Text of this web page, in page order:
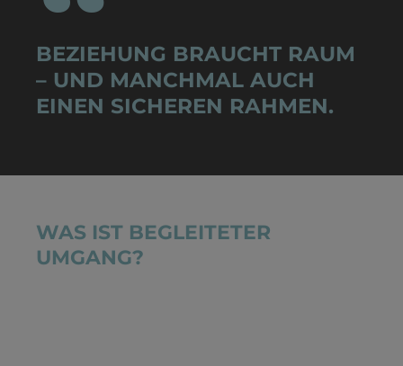
BEZIEHUNG BRAUCHT RAUM
– UND MANCHMAL AUCH
EINEN SICHEREN RAHMEN.
WAS IST BEGLEITETER
UMGANG?